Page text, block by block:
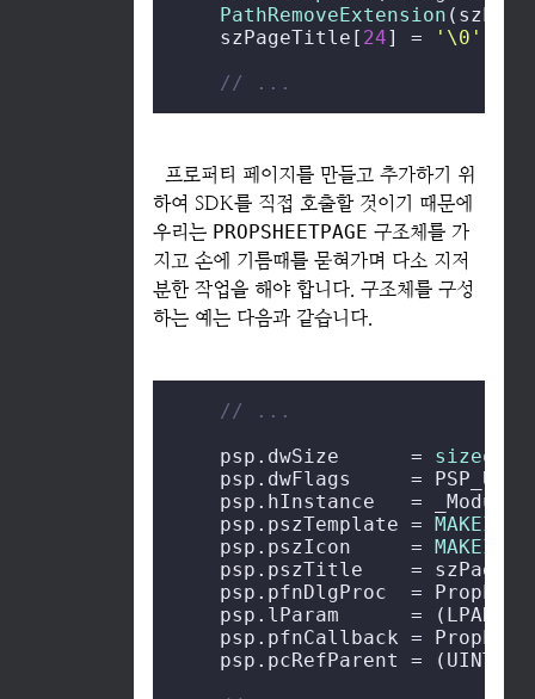
PathRemoveExtension
szPageTitle[ 24] = '\0'
// ...
프로퍼티 페이지를 만들고 추가하기 위
하여 SDK를 직접 호출할 것이기 때문에
우리는 PROPSHEETPAGE 구조체를 가
지고 손에 기름때를 묻혀가며 다소 지저
분한 작업을 해야 합니다. 구조체를 구성
하는 예는 다음과 같습니다.
// ...
psp.dwSize      = sizeof
psp.dwFlags     =
psp.hInstance   = _Module.
psp.pszTemplate =
psp.pszIcon     =
psp.pszTitle    =
psp.pfnDlgProc  =
psp.lParam      =
psp.pfnCallback =
psp.pcRefParent = (UINT